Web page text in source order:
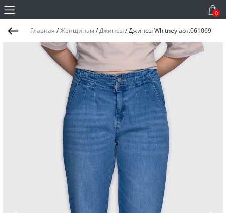
0
Главная /Женщинам /Джинсы/Джинсы Whitney арт.061069